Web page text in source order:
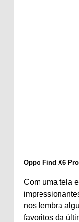
Oppo Find X6 Pro
Com uma tela
nos lembra
favoritos da